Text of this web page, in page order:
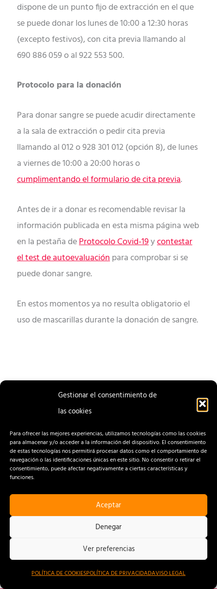
Gestionar el consentimiento de
las cookies
Para ofrecer las mejores experiencias, utilizamos tecnologías como las cookies
para almacenar y/o acceder a la información del dispositivo. El consentimiento
de estas tecnologías nos permitirá procesar datos como el comportamiento de
navegación o las identificaciones únicas en este sitio. No consentir o retirar el
consentimiento, puede afectar negativamente a ciertas características y
funciones.
Aceptar
Denegar
Ver preferencias
POLÍTICA DE COOKIESPOLÍTICA DE PRIVACIDADAVISO LEGAL
dispone de un punto fijo de extracción en el que
se puede donar los lunes de 10:00 a 12:30 horas
(excepto festivos), con cita previa llamando al
690 886 059 o al 922 553 500.
Protocolo para la donación
Para donar sangre se puede acudir directamente
a la sala de extracción o pedir cita previa
llamando al 012 o 928 301 012 (opción 8), de lunes
a viernes de 10:00 a 20:00 horas o
cumplimentando el formulario de cita previa.
Antes de ir a donar es recomendable revisar la
información publicada en esta misma página web
en la pestaña deProtocolo Covid-19ycontestar
el test de autoevaluaciónpara comprobar si se
puede donar sangre.
En estos momentos ya no resulta obligatorio el
uso de mascarillas durante la donación de sangre.
ENTRADA
CONTACTO
AVISO LEGAL
POLÍTICA DE COOKIES